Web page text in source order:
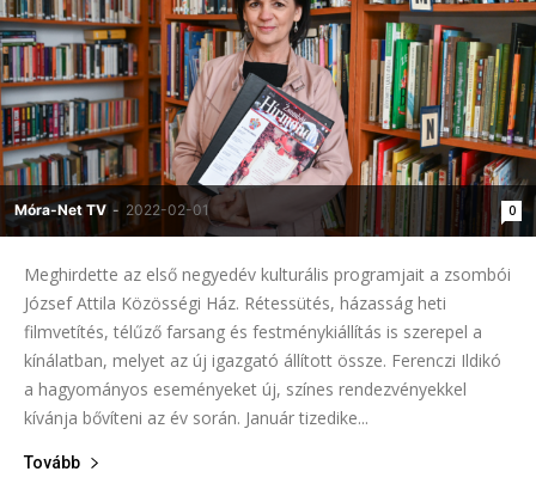
Móra-Net TV - 2022-02-01 0
Meghirdette az első negyedév kulturális programjait a zsombói
József Attila Közösségi Ház. Rétessütés, házasság heti
filmvetítés, télűző farsang és festménykiállítás is szerepel a
kínálatban, melyet az új igazgató állított össze. Ferenczi Ildikó
a hagyományos eseményeket új, színes rendezvényekkel
kívánja bővíteni az év során. Január tizedike...
Tovább